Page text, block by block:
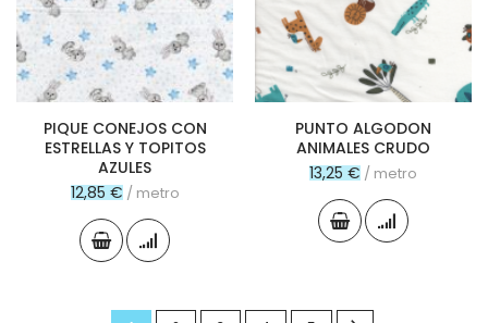
PIQUE CONEJOS CON
ESTRELLAS Y TOPITOS
AZULES
12,85 € / metro
PUNTO ALGODON
ANIMALES CRUDO
13,25 € / metro
Página